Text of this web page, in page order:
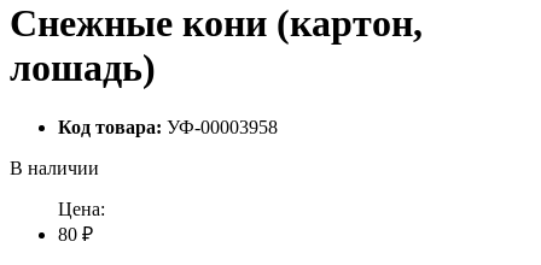
Снежные кони (картон,
лошадь)
Код товара: УФ-00003958
В наличии
Цена:
80 ₽